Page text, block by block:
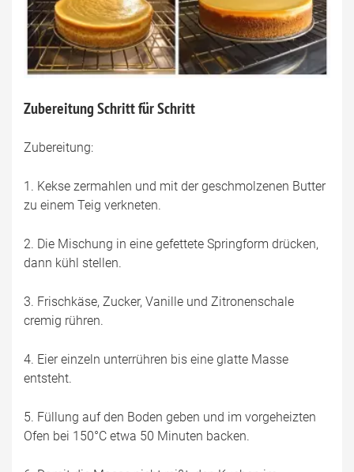
Zubereitung Schritt für Schritt
Zubereitung:
1. Kekse zermahlen und mit der geschmolzenen Butter
zu einem Teig verkneten.
2. Die Mischung in eine gefettete Springform drücken,
dann kühl stellen.
3. Frischkäse, Zucker, Vanille und Zitronenschale
cremig rühren.
4. Eier einzeln unterrühren bis eine glatte Masse
entsteht.
5. Füllung auf den Boden geben und im vorgeheizten
Ofen bei 150°C etwa 50 Minuten backen.